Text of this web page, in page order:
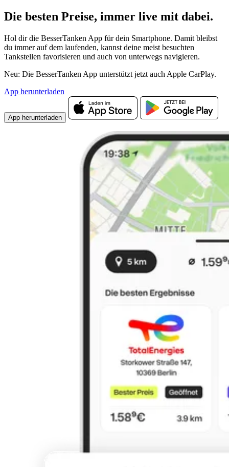
Die besten Preise, immer live mit dabei.
Hol dir die BesserTanken App für dein Smartphone. Damit bleibst
du immer auf dem laufenden, kannst deine meist besuchten
Tankstellen favorisieren und auch von unterwegs navigieren.
Neu: Die BesserTanken App unterstützt jetzt auch Apple CarPlay.
App herunterladen
App herunterladen